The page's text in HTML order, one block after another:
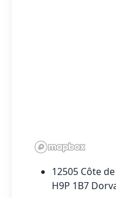
12505 Côte
H9P 1B7